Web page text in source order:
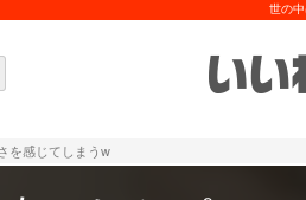
世の
を感じてしまうw